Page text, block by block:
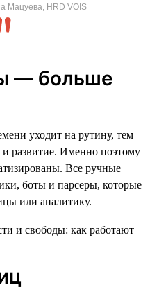
Мацуева, HRD VOIS
— больше
уходит на рутину, тем
и развитие. Именно поэтому
Все ручные
боты и парсеры, которые
или аналитику.